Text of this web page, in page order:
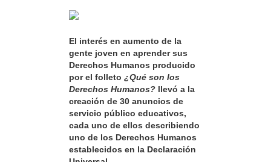
El interés en aumento de la
gente joven en aprender sus
Derechos Humanos producido
por el folleto ¿Qué son los
Derechos Humanos? llevó a la
creación de 30 anuncios de
servicio público educativos,
cada uno de ellos describiendo
uno de los Derechos Humanos
establecidos en la Declaración